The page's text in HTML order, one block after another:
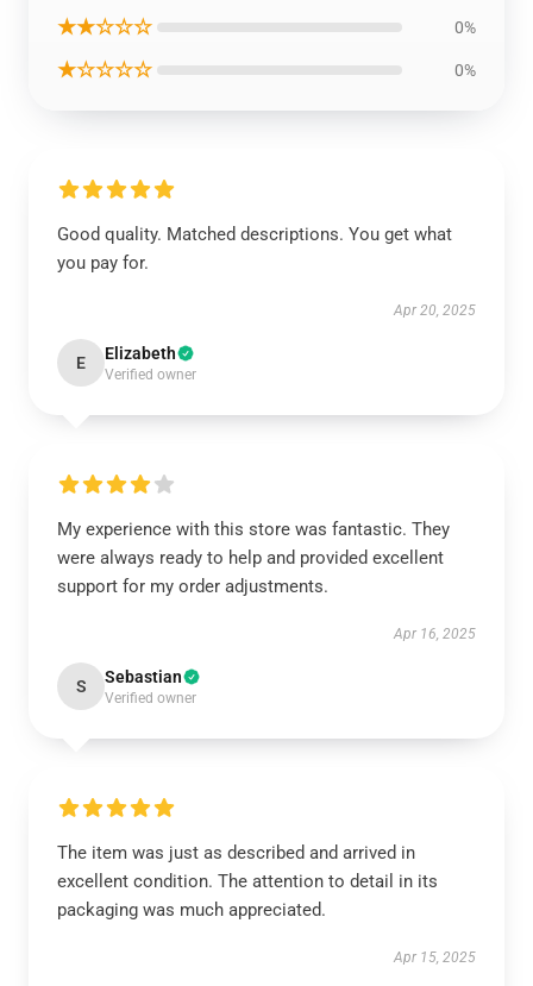
★★☆☆☆ 0%
★☆☆☆☆ 0%
Good quality. Matched descriptions. You get what
you pay for.
Apr 20, 2025
E Elizabeth
Verified owner
My experience with this store was fantastic. They
were always ready to help and provided excellent
support for my order adjustments.
Apr 16, 2025
S Sebastian
Verified owner
The item was just as described and arrived in
excellent condition. The attention to detail in its
packaging was much appreciated.
Apr 15, 2025